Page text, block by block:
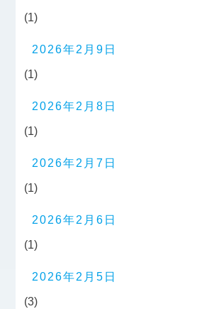
(1)
2026年2月9日
(1)
2026年2月8日
(1)
2026年2月7日
(1)
2026年2月6日
(1)
2026年2月5日
(3)